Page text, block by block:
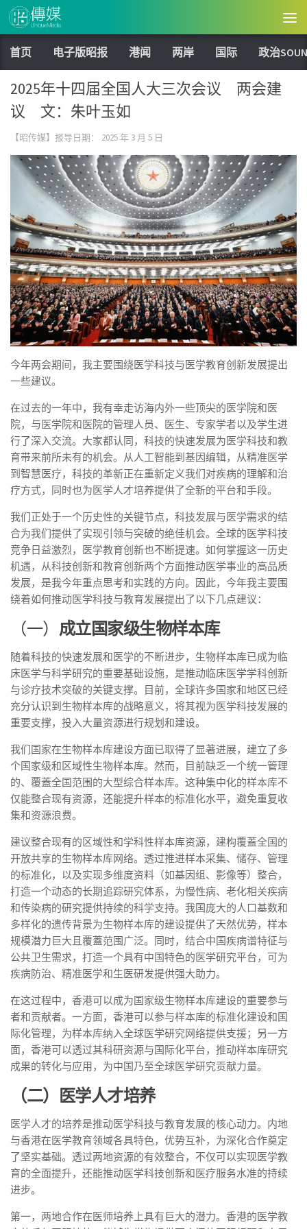
Skip to content
首页 电子版昭报 港闻 两岸 国际 政治
2025年十四届全国人大三次会议 两会建
议 文：朱叶玉如
【昭传媒】报导日期： 2025 年 3 月 5 日
今年两会期间，我主要围绕医学科技与医学教育创新发展提出
一些建议。
在过去的一年中，我有幸走访海内外一些顶尖的医学院和医
院，与医学院和医院的管理人员、医生、专家学者以及学生进
行了深入交流。大家都认同，科技的快速发展为医学科技和教
育带来前所未有的机会。从人工智能到基因编辑，从精准医学
到智慧医疗，科技的革新正在重新定义我们对疾病的理解和治
疗方式，同时也为医学人才培养提供了全新的平台和手段。
我们正处于一个历史性的关键节点，科技发展与医学需求的结
合为我们提供了实现引领与突破的绝佳机会。全球的医学科技
竞争日益激烈，医学教育创新也不断提速。如何掌握这一历史
机遇，从科技创新和教育创新两个方面推动医学事业的高品质
发展，是我今年重点思考和实践的方向。因此，今年我主要围
绕着如何推动医学科技与教育发展提出了以下几点建议：
（一） 成立国家级生物样本库
随着科技的快速发展和医学的不断进步，生物样本库已成为临
床医学与科学研究的重要基础设施，是推动临床医学学科创新
与诊疗技术突破的关键支撑。目前，全球许多国家和地区已经
充分认识到生物样本库的战略意义，将其视为医学科技发展的
重要支撑，投入大量资源进行规划和建设。
我们国家在生物样本库建设方面已取得了显著进展，建立了多
个国家级和区域性生物样本库。然而，目前缺乏一个统一管理
的、覆蓋全国范围的大型综合样本库。这种集中化的样本库不
仅能整合现有资源，还能提升样本的标准化水平，避免重复收
集和资源浪费。
建议整合现有的区域性和学科性样本库资源，建构覆蓋全国的
开放共享的生物样本库网络。透过推进样本采集、储存、管理
的标准化，以及实现多维度资料（如基因组、影像等）整合，
打造一个动态的长期追踪研究体系，为慢性病、老化相关疾病
和传染病的研究提供持续的科学支持。我国庞大的人口基数和
多样化的遗传背景为生物样本库的建设提供了天然优势，样本
规模潜力巨大且覆蓋范围广泛。同时，结合中国疾病谱特征与
公共卫生需求，打造一个具有中国特色的医学研究平台，可为
疾病防治、精准医学和生医研发提供强大助力。
在这过程中，香港可以成为国家级生物样本库建设的重要参与
者和贡献者。一方面，香港可以参与样本库的标准化建设和国
际化管理，为样本库纳入全球医学研究网络提供支援；另一方
面，香港可以透过其科研资源与国际化平台，推动样本库研究
成果的转化与应用，为中国乃至全球医学研究贡献力量。
（二）医学人才培养
医学人才的培养是推动医学科技与教育发展的核心动力。内地
与香港在医学教育领域各具特色，优势互补，为深化合作奠定
了坚实基础。透过两地资源的有效整合，不仅可以实现医学教
育的全面提升，还能推动医学科技创新和医疗服务水准的持续
进步。
第一，两地合作在医师培养上具有巨大的潜力。香港的医学教